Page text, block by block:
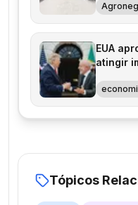
EUA
atingir
Tópicos